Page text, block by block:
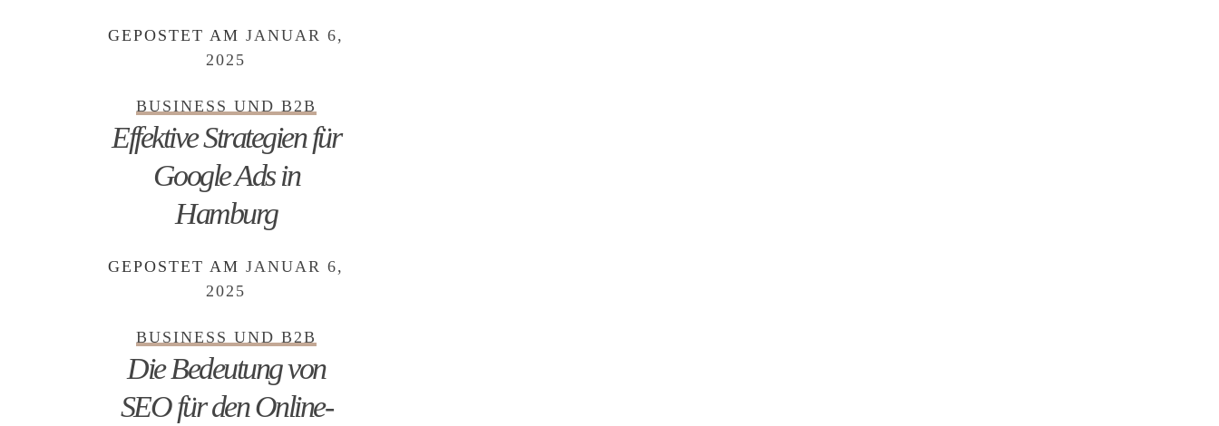
GEPOSTET AMJANUAR 6,
2025
BUSINESS UND B2B
Effektive Strategien für
Google Ads in
Hamburg
GEPOSTET AMJANUAR 6,
2025
BUSINESS UND B2B
Die Bedeutung von
SEO für den Online-